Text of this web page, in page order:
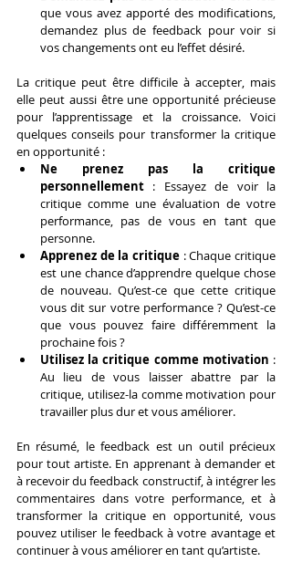
que vous avez apporté des modifications,
demandez plus de feedback pour voir si
vos changements ont eu l’effet désiré.
La critique peut être difficile à accepter, mais
elle peut aussi être une opportunité précieuse
pour l’apprentissage et la croissance. Voici
quelques conseils pour transformer la critique
en opportunité :
Ne prenez pas la critique
personnellement : Essayez de voir la
critique comme une évaluation de votre
performance, pas de vous en tant que
personne.
Apprenez de la critique : Chaque critique
est une chance d’apprendre quelque chose
de nouveau. Qu’est-ce que cette critique
vous dit sur votre performance ? Qu’est-ce
que vous pouvez faire différemment la
prochaine fois ?
Utilisez la critique comme motivation :
Au lieu de vous laisser abattre par la
critique, utilisez-la comme motivation pour
travailler plus dur et vous améliorer.
En résumé, le feedback est un outil précieux
pour tout artiste. En apprenant à demander et
à recevoir du feedback constructif, à intégrer les
commentaires dans votre performance, et à
transformer la critique en opportunité, vous
pouvez utiliser le feedback à votre avantage et
continuer à vous améliorer en tant qu’artiste.